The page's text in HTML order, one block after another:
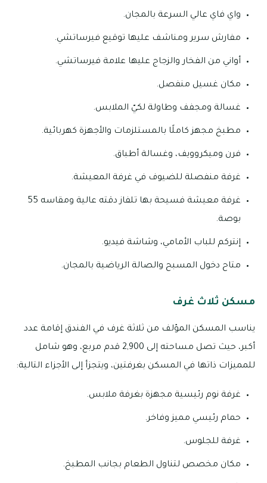
واي فاي عالي السرعة بالمجان.
مفارش سرير ومناشف عليها توقيع فيرساتشي.
أواني من الفخار والزجاج عليها علامة فيرساتشي.
مكان غسيل منفصل.
غسالة ومجفف وطاولة لكيّ الملابس.
مطبخ مجهز كاملًا بالمستلزمات والأجهزة كهربائية.
فرن وميكروويف، وغسالة أطباق.
غرفة منفصلة للضيوف في غرفة المعيشة.
غرفة معيشة فسيحة بها تلفاز دقته عالية ومقاسه 55
بوصة.
إنتركم للباب الأمامي، وشاشة فيديو.
متاح دخول المسبح والصالة الرياضية بالمجان.
مسكن ثلاث غرف
يناسب المسكن المؤلف من ثلاثة غرف في الفندق إقامة عدد
أكبر، حيث تصل مساحته إلى 2,900 قدم مربع، وهو شامل
للمميزات ذاتها في المسكن بغرفتين، ويتجزأ إلى الأجزاء التالية:
غرفة نوم رئيسية مجهزة بغرفة ملابس.
حمام رئيسي مميز وفاخر.
غرفة للجلوس.
مكان مخصص لتناول الطعام بجانب المطبخ.